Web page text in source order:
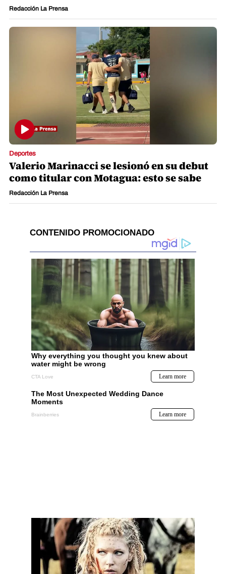
Redacción La Prensa
Deportes
Valerio Marinacci se lesionó en su debut
como titular con Motagua: esto se sabe
Redacción La Prensa